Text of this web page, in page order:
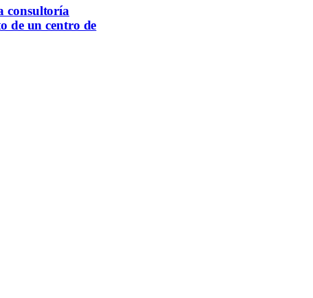
consultoría
de un centro de